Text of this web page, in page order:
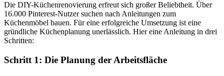
Die DIY-Küchenrenovierung erfreut sich großer Beliebtheit. Über
16.000 Pinterest-Nutzer suchen nach Anleitungen zum
Küchenmöbel bauen. Für eine erfolgreiche Umsetzung ist eine
gründliche Küchenplanung unerlässlich. Hier eine Anleitung in drei
Schritten:
Schritt 1: Die Planung der Arbeitsfläche